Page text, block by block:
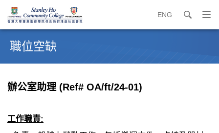
ENG search
打
開
始
職位空缺
辦公室助理 (Ref# OA/ft/24-01)
工作職責: